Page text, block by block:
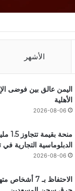
الأشهر
اليمن عالق بين فوضى
الأهلية
2026-08-06
منحة
الدبلوماسية التجارية
2026-08-06
الاحتفاظ بـ 7